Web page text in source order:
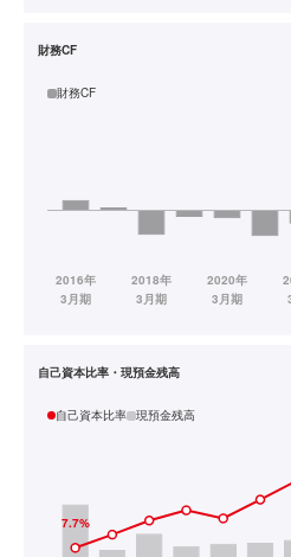
財務CF
財務CF
自己資本比率・現預金残高
自己資本比率 現預金残高